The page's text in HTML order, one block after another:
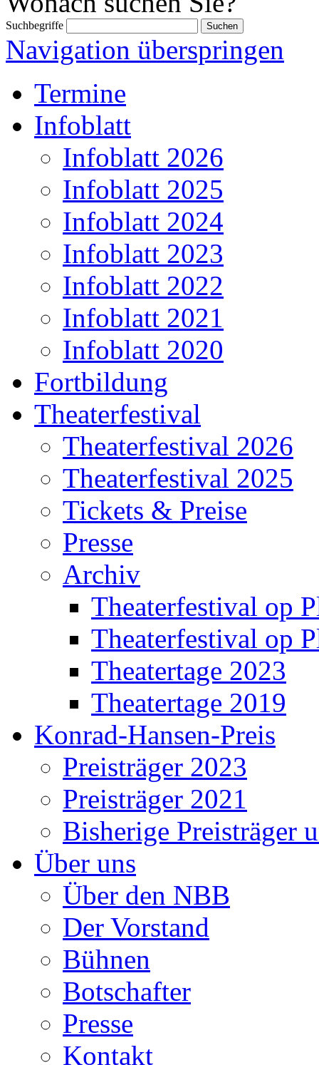
Suchbegriffe
Navigation überspringen
Termine
Infoblatt
Infoblatt 2026
Infoblatt 2025
Infoblatt 2024
Infoblatt 2023
Infoblatt 2022
Infoblatt 2021
Infoblatt 2020
Fortbildung
Theaterfestival
Theaterfestival 2026
Theaterfestival 2025
Tickets & Preise
Presse
Archiv
Theaterfestival op
Theaterfestival op
Theatertage 2023
Theatertage 2019
Konrad-Hansen-Preis
Preisträger 2023
Preisträger 2021
Bisherige Preisträger
Über uns
Über den NBB
Der Vorstand
Bühnen
Botschafter
Presse
Kontakt